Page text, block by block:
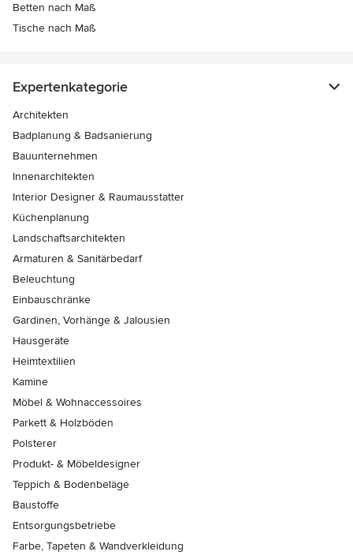
Betten nach Maß
Tische nach Maß
Expertenkategorie
Architekten
Badplanung & Badsanierung
Bauunternehmen
Innenarchitekten
Interior Designer & Raumausstatter
Küchenplanung
Landschaftsarchitekten
Armaturen & Sanitärbedarf
Beleuchtung
Einbauschränke
Gardinen, Vorhänge & Jalousien
Hausgeräte
Heimtextilien
Kamine
Möbel & Wohnaccessoires
Parkett & Holzböden
Polsterer
Produkt- & Möbeldesigner
Teppich & Bodenbeläge
Baustoffe
Entsorgungsbetriebe
Farbe, Tapeten & Wandverkleidung